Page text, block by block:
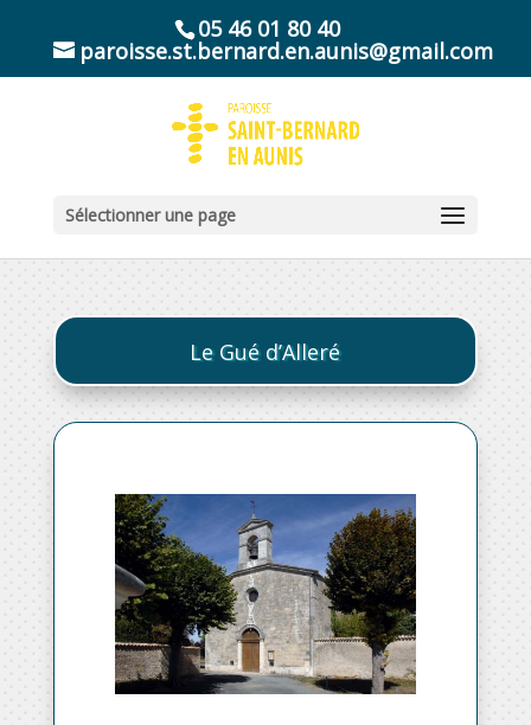
05 46 01 80 40
paroisse.st.bernard.en.aunis@gmail.com
Sélectionner une page
Le Gué d’Alleré